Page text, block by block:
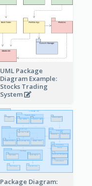
UML Package
Diagram Example:
Stocks Trading
System
Package Diagram: